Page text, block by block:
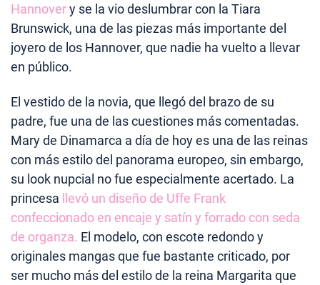
Hannovery se la vio deslumbrar con la Tiara
Brunswick, una de las piezas más importante del
joyero de los Hannover, que nadie ha vuelto a llevar
en público.
El vestido de la novia, que llegó del brazo de su
padre, fue una de las cuestiones más comentadas.
Mary de Dinamarca a día de hoy es una de las reinas
con más estilo del panorama europeo, sin embargo,
su look nupcial no fue especialmente acertado. La
princesa
llevó un diseño de Uffe Frank
confeccionado en encaje y satín y forrado con seda
de organza. El modelo, con escote redondo y
originales mangas que fue bastante criticado, por
ser mucho más del estilo de la reina Margarita que